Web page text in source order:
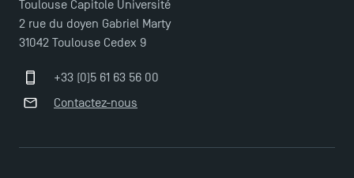
Toulouse Capitole Université
2 rue du doyen Gabriel Marty
31042 Toulouse Cedex 9
+33 (0)5 61 63 56 00
Contactez-nous